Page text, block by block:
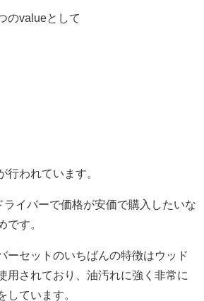
のvalueとして
行われています。
ライバーで価格が安価で購入したいな
です。
ーセットのいちばんの特徴はウッド
用されており、油汚れに強く非常に
しています。